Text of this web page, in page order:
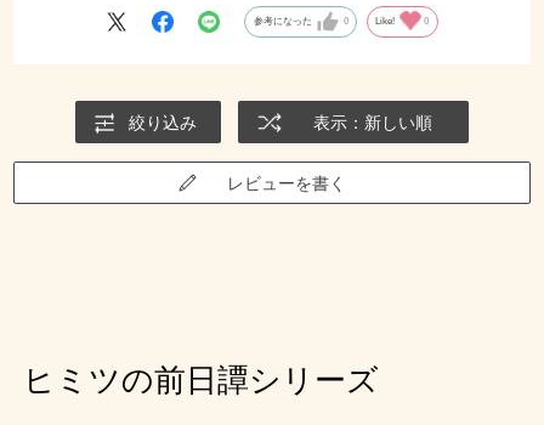
してしまいました(^^;)
参考になった 0 Like! 0
絞り込み 表示：新しい順
レビューを書く
ヒミツの前日譚シリーズ